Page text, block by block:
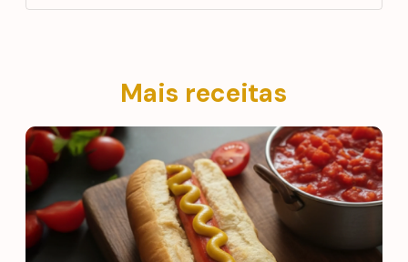
Mais receitas